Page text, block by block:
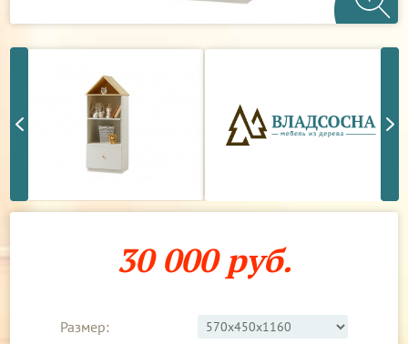
30 000 руб.
Размер: